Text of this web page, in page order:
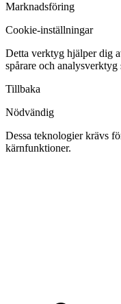
Marknadsföring
Cookie-inställningar
Detta verktyg hjälper dig
spårare och
Tillbaka
Nödvändig
Dessa teknologier krävs
kärnfunktioner.